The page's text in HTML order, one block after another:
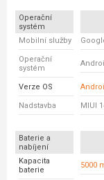
Operační
systém
Mobilní služby
Operační
systém
Verze OS
Nadstavba MIUI
Baterie a
nabíjení
Kapacita
baterie
5000